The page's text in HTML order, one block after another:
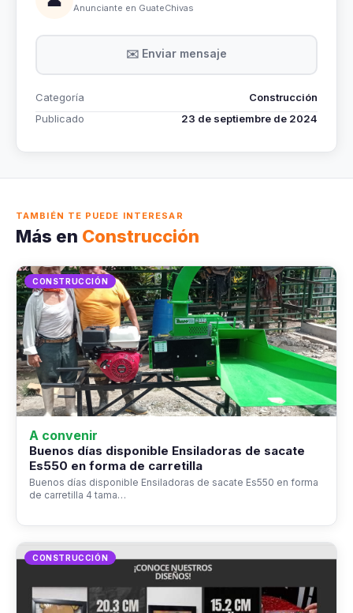
Anunciante en GuateChivas
✉️ Enviar mensaje
Categoría
Construcción
Publicado
23 de septiembre de 2024
TAMBIÉN TE PUEDE INTERESAR
Más en Construcción
CONSTRUCCIÓN
A convenir
Buenos días disponible Ensiladoras de sacate
Es550 en forma de carretilla
Buenos días disponible Ensiladoras de sacate Es550 en forma
de carretilla 4 tama…
CONSTRUCCIÓN